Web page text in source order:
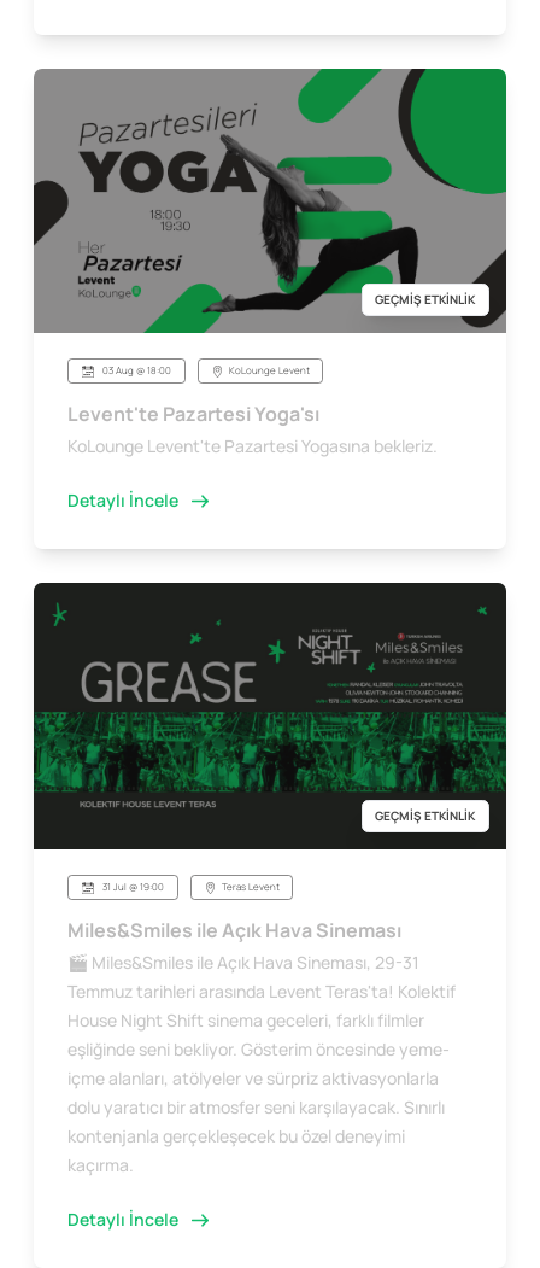
GEÇMİŞ ETKİNLİK
03 Aug @ 18:00 KoLounge Levent
Levent'te Pazartesi Yoga'sı
KoLounge Levent'te Pazartesi Yogasına bekleriz.
Detaylı İncele
GEÇMİŞ ETKİNLİK
31 Jul @ 19:00 Teras Levent
Miles&Smiles ile Açık Hava Sineması
🎬 Miles&Smiles ile Açık Hava Sineması, 29-31
Temmuz tarihleri arasında Levent Teras'ta! Kolektif
House Night Shift sinema geceleri, farklı filmler
eşliğinde seni bekliyor. Gösterim öncesinde yeme-
içme alanları, atölyeler ve sürpriz aktivasyonlarla
dolu yaratıcı bir atmosfer seni karşılayacak. Sınırlı
kontenjanla gerçekleşecek bu özel deneyimi
kaçırma.
Detaylı İncele